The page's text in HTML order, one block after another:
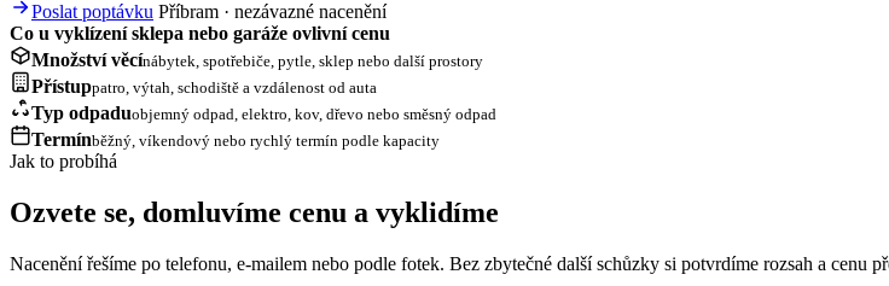
Poslat poptávku Příbram · nezávazné nacenění
Co u vyklízení sklepa nebo garáže ovlivní cenu
Množství věcínábytek, spotřebiče, pytle, sklep nebo další prostory
Přístuppatro, výtah, schodiště a vzdálenost od auta
Typ odpaduobjemný odpad, elektro, kov, dřevo nebo směsný odpad
Termínběžný, víkendový nebo rychlý termín podle kapacity
Jak to probíhá
Ozvete se, domluvíme cenu a vyklidíme
Nacenění řešíme po telefonu, e-mailem nebo podle fotek. Bez zbytečné další schůzky si potvrdíme rozsah a cenu